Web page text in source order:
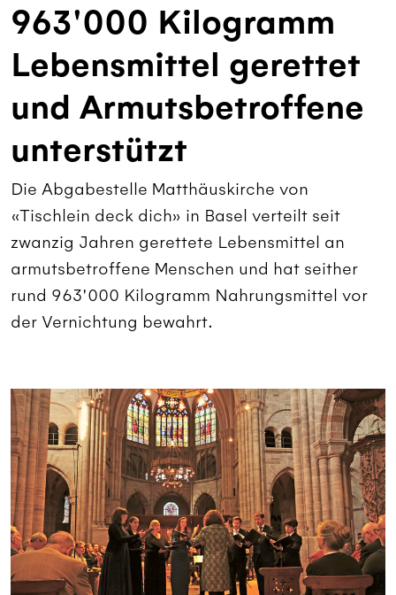
963'000 Kilogramm
Lebensmittel gerettet
und Armutsbetroffene
unterstützt
Die Abgabestelle Matthäuskirche von
«Tischlein deck dich» in Basel verteilt seit
zwanzig Jahren gerettete Lebensmittel an
armutsbetroffene Menschen und hat seither
rund 963'000 Kilogramm Nahrungsmittel vor
der Vernichtung bewahrt.